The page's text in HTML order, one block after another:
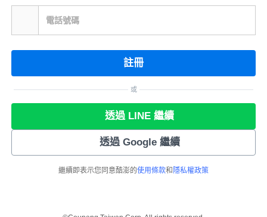
電話號碼
註冊
或
透過 LINE 繼續
透過 Google 繼續
繼續即表示您同意酷澎的使用條款和 隱私權政策